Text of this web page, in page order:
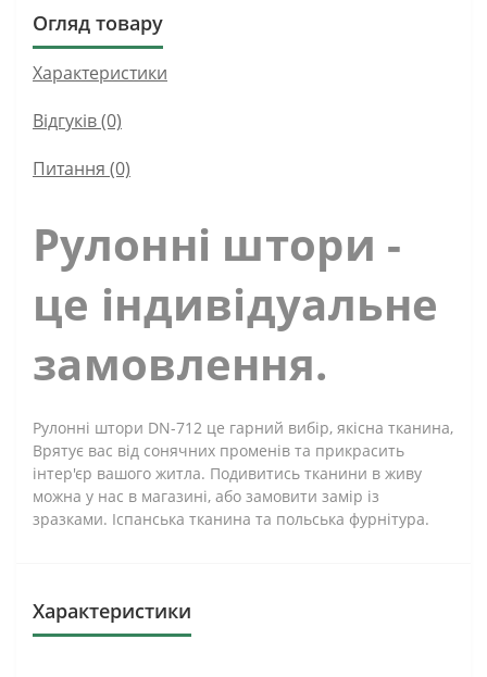
Огляд товару
Характеристики
Відгуків (0)
Питання (0)
Рулонні штори -
це індивідуальне
замовлення.
Рулонні штори DN-712 це гарний вибір, якісна тканина,
Врятує вас від сонячних променів та прикрасить
інтер'єр вашого житла. Подивитись тканини в живу
можна у нас в магазині, або замовити замір із
зразками. Іспанська тканина та польська фурнітура.
Характеристики